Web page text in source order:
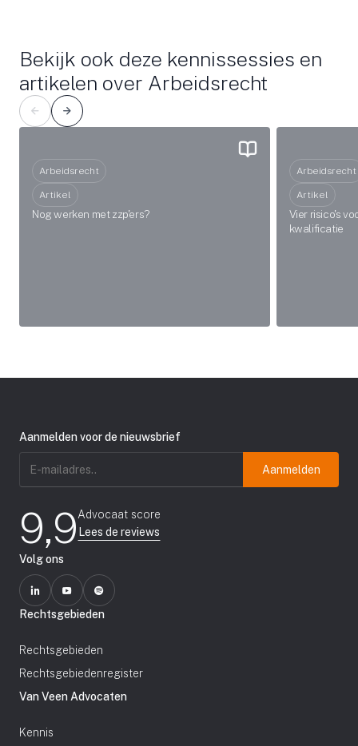
Bekijk ook deze kennissessies en
artikelen over Arbeidsrecht
Arbeidsrecht
Artikel
Nog werken met zzp'ers?
Arbeidsrecht
Artikel
Vier risico's
kwalificatie
Aanmelden voor de nieuwsbrief
9,9Advocaat score
Lees de reviews
Volg ons
Rechtsgebieden
Rechtsgebieden
Rechtsgebiedenregister
Van Veen Advocaten
Kennis